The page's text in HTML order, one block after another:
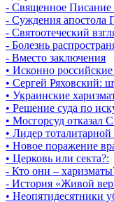
- Священное Писание
- Суждения апостола
- Святоотеческий
- Болезнь
- Вместо заключения
• Исконно
• Сергей Ряховский:
• Украинские
• Решение суда по
• Мосгорсуд отказал
• Лидер
• Новое поражение
• Церковь или секта?:
- Кто они –
- История «Живой
• Неопятидесятники